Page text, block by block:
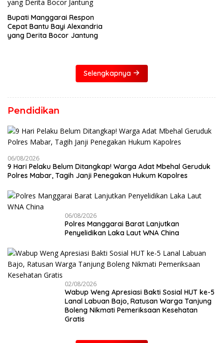
Bupati Manggarai Respon
Cepat Bantu Bayi Alexandria
yang Derita Bocor Jantung
Selengkapnya
Pendidikan
06/08/2026
9 Hari Pelaku Belum Ditangkap! Warga Adat Mbehal Geruduk
Polres Mabar, Tagih Janji Penegakan Hukum Kapolres
06/08/2026
Polres Manggarai Barat Lanjutkan
Penyelidikan Laka Laut WNA China
02/08/2026
Wabup Weng Apresiasi Bakti Sosial HUT ke-5
Lanal Labuan Bajo, Ratusan Warga Tanjung
Boleng Nikmati Pemeriksaan Kesehatan
Gratis